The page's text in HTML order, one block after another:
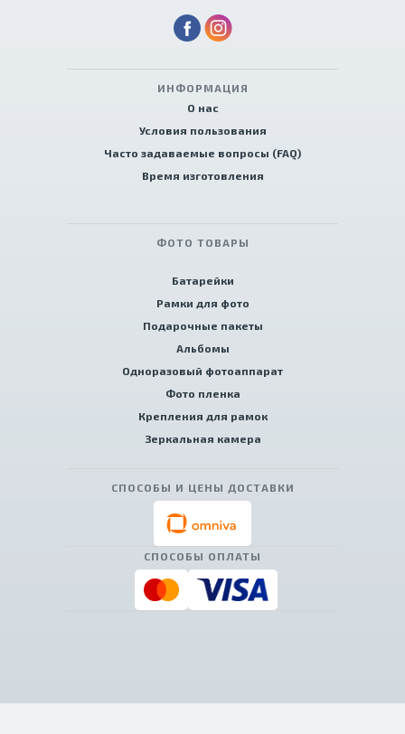
ИНФОРМАЦИЯ
О нас
Условия пользования
Часто задаваемые вопросы (FAQ)
Время изготовления
ФОТО ТОВАРЫ
Батарейки
Рамки для фото
Подарочные пакеты
Альбомы
Одноразовый фотоаппарат
Фото пленка
Крепления для рамок
Зеркальная камера
СПОСОБЫ И ЦЕНЫ ДОСТАВКИ
СПОСОБЫ ОПЛАТЫ